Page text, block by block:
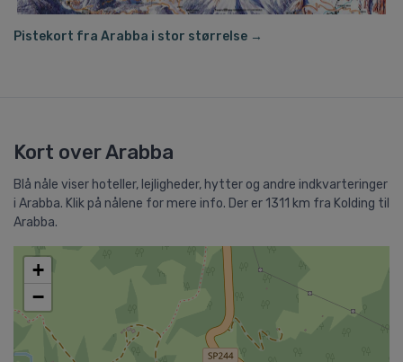
Pistekort fra Arabba i stor størrelse →
Kort over Arabba
Blå nåle viser hoteller, lejligheder, hytter og andre indkvarteringer
i Arabba. Klik på nålene for mere info. Der er 1311 km fra Kolding til
Arabba.
+
−